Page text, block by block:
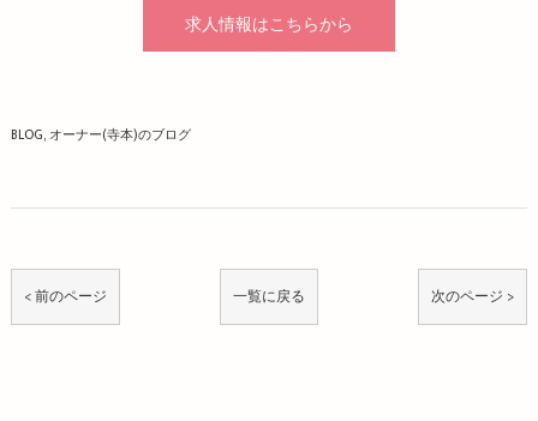
求人情報はこちらから
BLOG オーナー(寺本)のブログ
< 前のページ 一覧に戻る 次のページ >